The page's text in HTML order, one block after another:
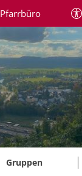
Gruppen
Pfarrbüro